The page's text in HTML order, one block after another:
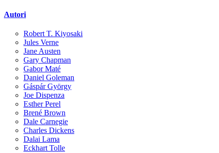
Autori
Robert T. Kiyosaki
Jules Verne
Jane Austen
Gary Chapman
Gabor Maté
Daniel Goleman
Gáspár György
Joe Dispenza
Esther Perel
Brené Brown
Dale Carnegie
Charles Dickens
Dalai Lama
Eckhart Tolle